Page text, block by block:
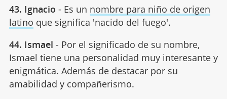
43. Ignacio - Es un nombre para niño de origen
latino que significa 'nacido del fuego'.
44. Ismael - Por el significado de su nombre,
Ismael tiene una personalidad muy interesante y
enigmática. Además de destacar por su
amabilidad y compañerismo.